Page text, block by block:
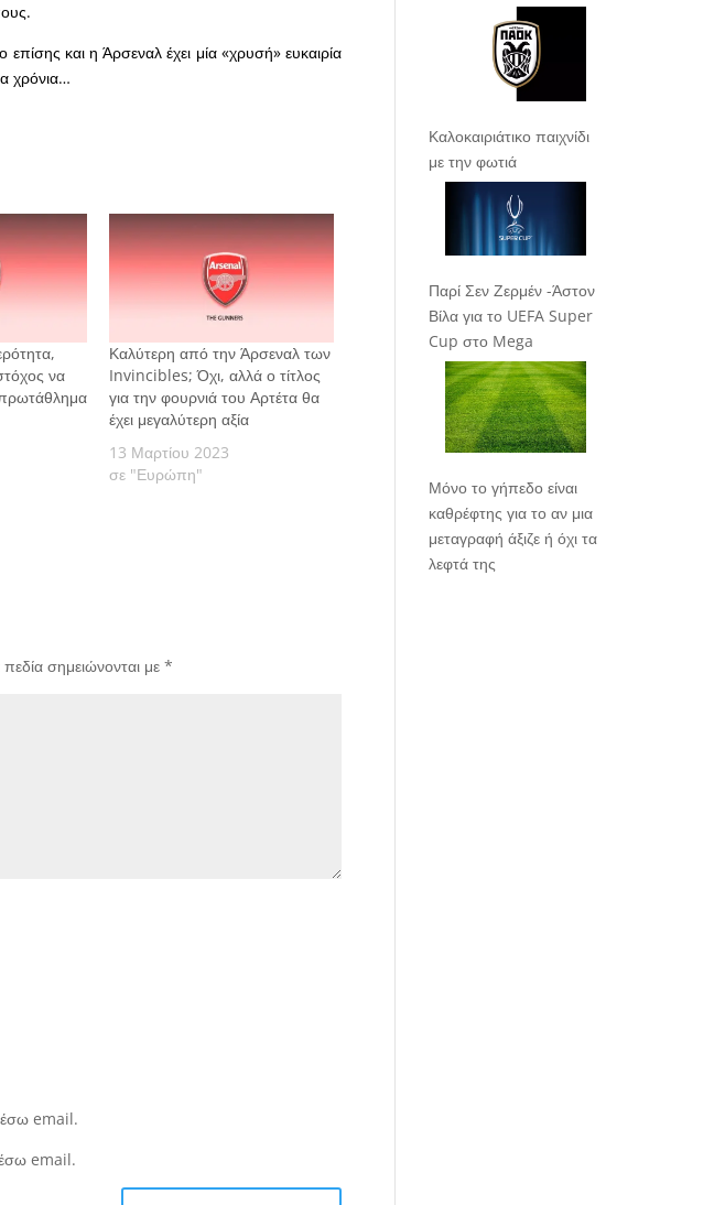
και η Άρσεναλ έχει μία «χρυσή» ευκαιρία
χρόνια…
να
Καλύτερη από την Άρσεναλ των
Invincibles; Όχι, αλλά ο τίτλος
για την φουρνιά του Αρτέτα θα
έχει μεγαλύτερη αξία
13 Μαρτίου 2023
σε "Ευρώπη"
σημειώνονται με *
email.
email.
Καλοκαιριάτικο παιχνίδι
με την φωτιά
Παρί Σεν Ζερμέν -Άστον
Βίλα για το UEFA Super
Cup στο Mega
Μόνο το γήπεδο είναι
καθρέφτης για το αν μια
μεταγραφή άξιζε ή όχι τα
λεφτά της